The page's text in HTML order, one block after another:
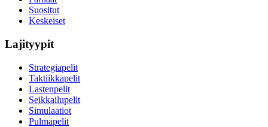
Suositut
Keskeiset
Lajityypit
Strategiapelit
Taktiikkapelit
Lastenpelit
Seikkailupelit
Simulaatiot
Pulmapelit